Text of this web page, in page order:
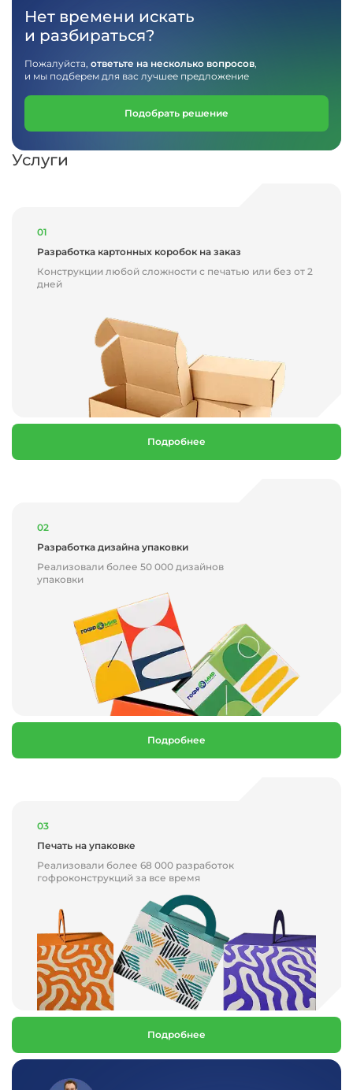
Нет времени искать
и разбираться?
Пожалуйста, ответьте на несколько вопросов,
и мы подберем для вас лучшее предложение
Подобрать решение
Услуги
01
Разработка картонных коробок на заказ
Конструкции любой сложности с печатью или без от 2
дней
Подробнее
02
Разработка дизайна упаковки
Реализовали более 50 000 дизайнов
упаковки
Подробнее
03
Печать на упаковке
Реализовали более 68 000 разработок
гофроконструкций за все время
Подробнее